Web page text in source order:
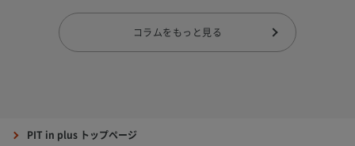
コラムをもっと見る
PIT in plus トップページ